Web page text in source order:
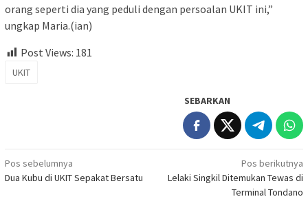
orang seperti dia yang peduli dengan persoalan UKIT ini,”
ungkap Maria.(ian)
Post Views: 181
UKIT
SEBARKAN
Navigasi
pos
Pos sebelumnya
Dua Kubu di UKIT Sepakat Bersatu
Pos berikutnya
Lelaki Singkil Ditemukan Tewas di
Terminal Tondano